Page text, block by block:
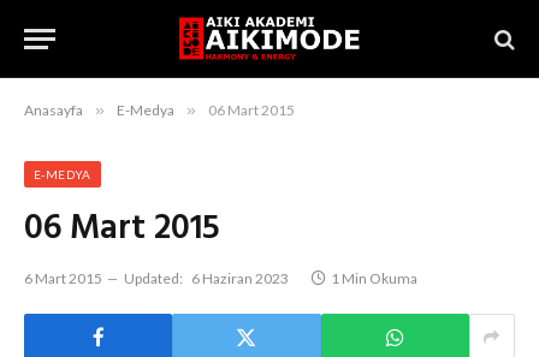
Anasayfa » E-Medya » 06 Mart 2015
E-MEDYA
06 Mart 2015
6 Mart 2015 Updated: 6 Haziran 2023 1 Min Okuma